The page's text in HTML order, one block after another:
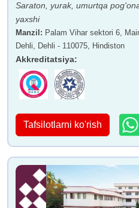
Saraton, yurak, umurtqa
yaxshi
Manzil : Palam Vihar sektori 6,
Dehli, Dehli - 110075, Hindiston
Akkreditatsiya:
Tafsilotlarni ko'rish